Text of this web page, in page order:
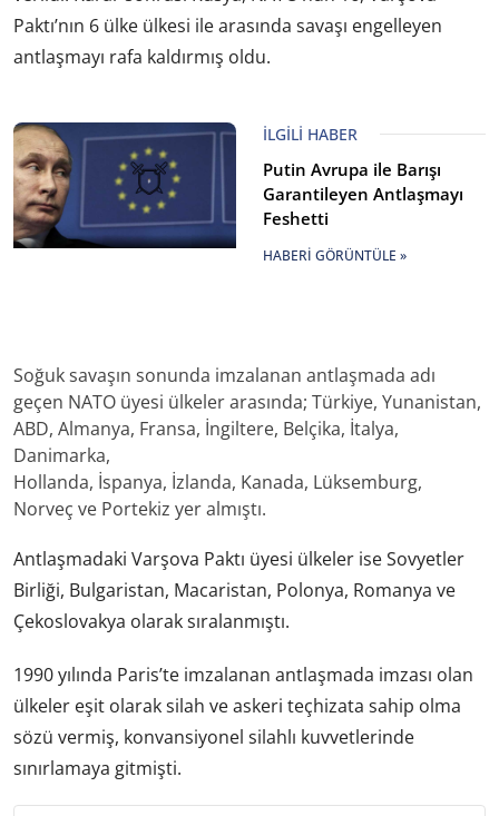
Paktı’nın 6 ülke ülkesi ile arasında savaşı engelleyen
antlaşmayı rafa kaldırmış oldu.
İLGILI HABER
Putin Avrupa ile Barışı
Garantileyen Antlaşmayı
Feshetti
HABERI GÖRÜNTÜLE »
Soğuk savaşın sonunda imzalanan antlaşmada adı
geçen NATO üyesi ülkeler arasında; Türkiye, Yunanistan,
ABD, Almanya, Fransa, İngiltere, Belçika, İtalya,
Danimarka,
Hollanda, İspanya, İzlanda, Kanada, Lüksemburg,
Norveç ve Portekiz yer almıştı.
Antlaşmadaki Varşova Paktı üyesi ülkeler ise Sovyetler
Birliği, Bulgaristan, Macaristan, Polonya, Romanya ve
Çekoslovakya olarak sıralanmıştı.
1990 yılında Paris’te imzalanan antlaşmada imzası olan
ülkeler eşit olarak silah ve askeri teçhizata sahip olma
sözü vermiş, konvansiyonel silahlı kuvvetlerinde
sınırlamaya gitmişti.